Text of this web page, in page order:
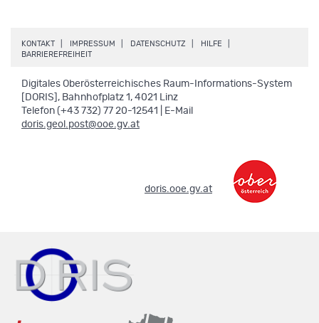
KONTAKT IMPRESSUM DATENSCHUTZ HILFE
BARRIEREFREIHEIT.
Digitales Oberösterreichisches Raum-Informations-System
[DORIS], Bahnhofplatz 1, 4021 Linz
Telefon (+43 732) 77 20-12541 | E-Mail
doris.geol.post@ooe.gv.at
doris.ooe.gv.at.